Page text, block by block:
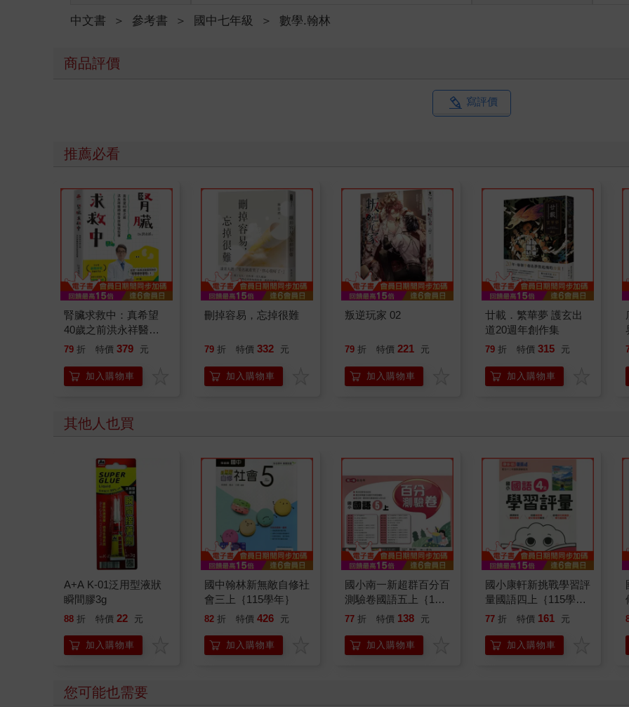
中文書 ＞ 參考書 ＞ 國中七年級 ＞ 數學.翰林
商品評價
寫評價
推薦必看
腎臟求救中：真希望
40歲之前洪永祥醫師
就告訴我這些事
79 折 特價 379 元
加入購物車
刪掉容易，忘掉很難
79 折 特價 332 元
加入購物車
叛逆玩家 02
79 折 特價 221 元
加入購物車
廿載．繁華夢 護玄出
道20週年創作集
79 折 特價 315 元
加入購物車
其他人也買
A+A K-01泛用型液狀
瞬間膠3g
88 折 特價 22 元
加入購物車
國中翰林新無敵自修社
會三上｛115學年｝
82 折 特價 426 元
加入購物車
國小南一新超群百分百
測驗卷國語五上｛115
學年｝
77 折 特價 138 元
加入購物車
國小康軒新挑戰學習評
量國語四上｛115學
年｝
77 折 特價 161 元
加入購物車
您可能也需要